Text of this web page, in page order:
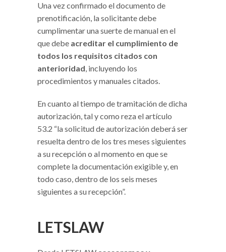
Una vez confirmado el documento de
prenotificación, la solicitante debe
cumplimentar una suerte de manual en el
que debe acreditar el cumplimiento de
todos los requisitos citados con
anterioridad, incluyendo los
procedimientos y manuales citados.
En cuanto al tiempo de tramitación de dicha
autorización, tal y como reza el artículo
53.2 “la solicitud de autorización deberá ser
resuelta dentro de los tres meses siguientes
a su recepción o al momento en que se
complete la documentación exigible y, en
todo caso, dentro de los seis meses
siguientes a su recepción”.
LETSLAW